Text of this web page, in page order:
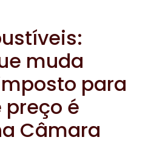
muda
para
preço é
Câmara